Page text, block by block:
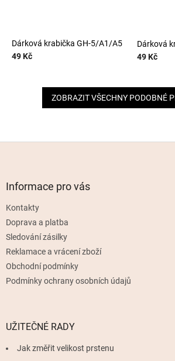
Dárková krabička GH-5/A1/A5
49 Kč
Dárková
49 Kč
ZOBRAZIT VŠECHNY PODOBNÉ
Informace pro vás
Kontakty
Doprava a platba
Sledování zásilky
Reklamace a vrácení zboží
Obchodní podmínky
Podmínky ochrany osobních údajů
UŽITEČNÉ RADY
Jak změřit velikost prstenu